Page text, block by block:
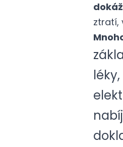
ztratí,
léky,